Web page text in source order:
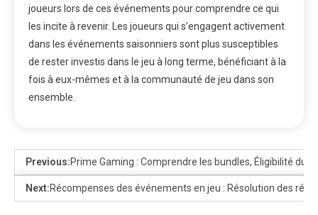
joueurs lors de ces événements pour comprendre ce qui
les incite à revenir. Les joueurs qui s’engagent activement
dans les événements saisonniers sont plus susceptibles
de rester investis dans le jeu à long terme, bénéficiant à la
fois à eux-mêmes et à la communauté de jeu dans son
ensemble.
Previous:Prime Gaming : Comprendre les bundles, Éligibilité du
Next:Récompenses des événements en jeu : Résolution des